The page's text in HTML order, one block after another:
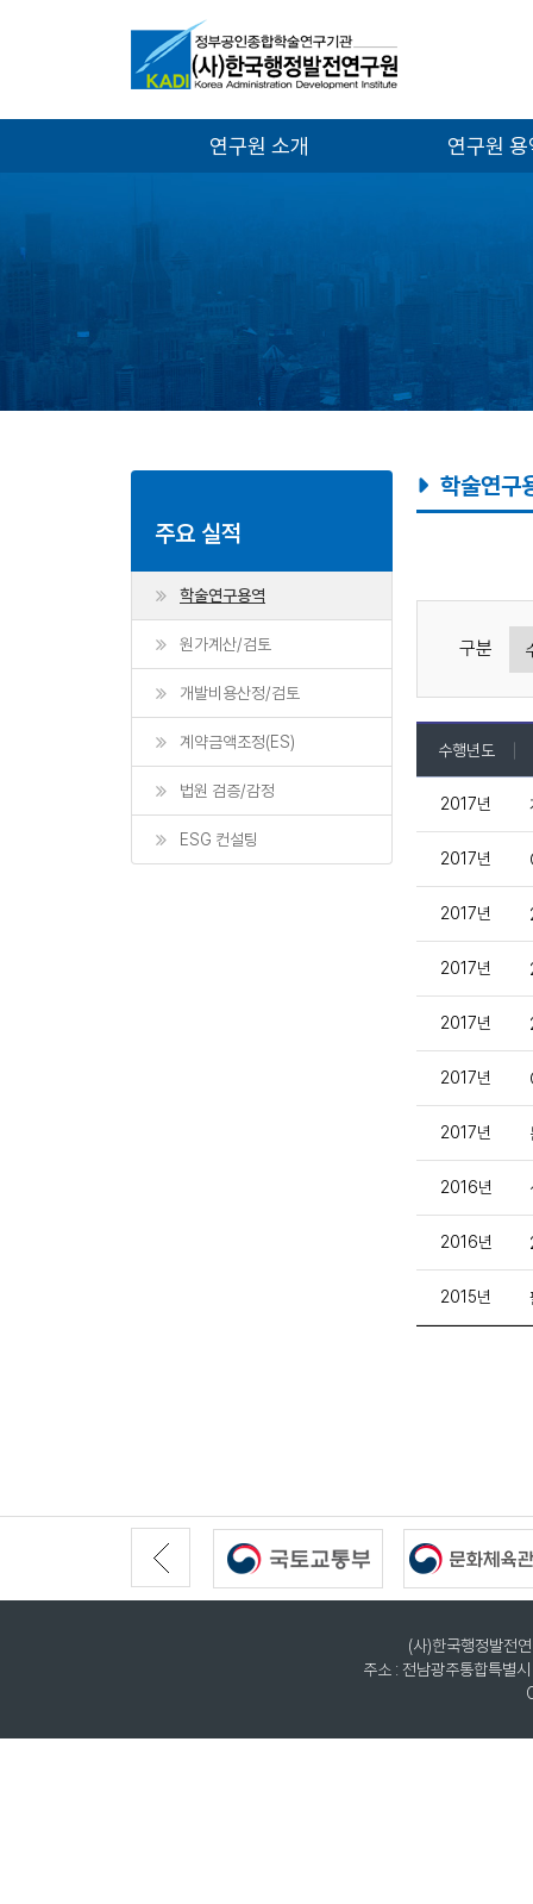
연구원 소개 연구원
주요 실적
학술연구용역
원가계산/검토
개발비용산정/검토
계약금액조정(ES)
법원 검증/감정
ESG 컨설팅
학술연구
구분
수행년도
2017년
2017년
2017년
2017년
2017년
2017년
2017년
2016년
2016년
2015년
(사)한국행정
주소 : 전남광주통합특별